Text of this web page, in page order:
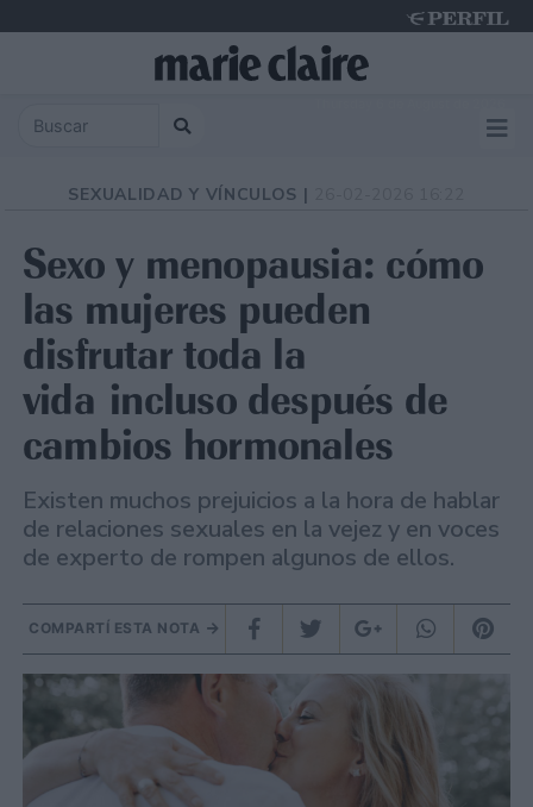
SEXUALIDAD Y VÍNCULOS |
Sexo y menopausia: cómo
las mujeres pueden
disfrutar toda la
vida incluso después de
cambios hormonales
Existen muchos prejuicios a la hora de hablar
de relaciones sexuales en la vejez y en voces
de experto de rompen algunos de ellos.
COMPARTÍ ESTA NOTA